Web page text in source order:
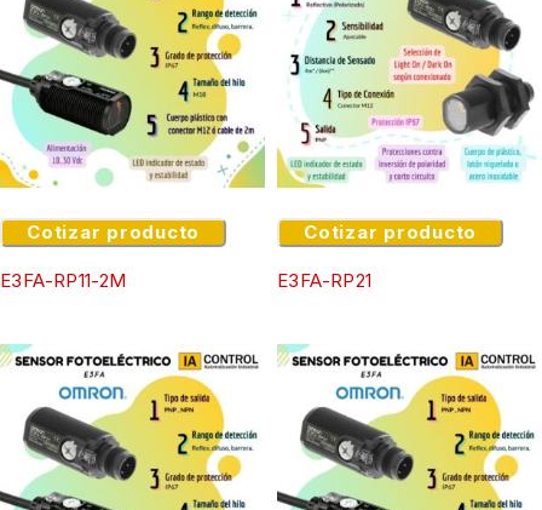
Cotizar producto
E3FA-RP11-2M
Cotizar producto
E3FA-RP21